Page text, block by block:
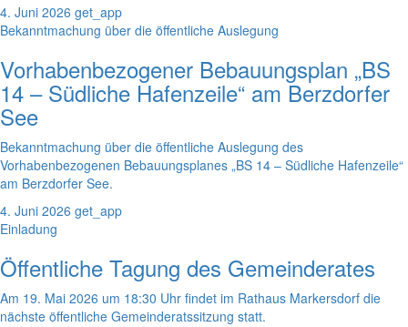
4. Juni 2026 get_app
Bekanntmachung über die öffentliche Auslegung
Vorhabenbezogener Bebauungsplan „BS
14 – Südliche Hafenzeile“ am Berzdorfer
See
Bekanntmachung über die öffentliche Auslegung des
Vorhabenbezogenen Bebauungsplanes „BS 14 – Südliche Hafenzeile“
am Berzdorfer See.
4. Juni 2026 get_app
Einladung
Öffentliche Tagung des Gemeinderates
Am 19. Mai 2026 um 18:30 Uhr findet im Rathaus Markersdorf die
nächste öffentliche Gemeinderatssitzung statt.